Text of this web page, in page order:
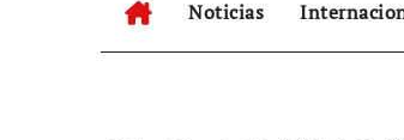
Noticias